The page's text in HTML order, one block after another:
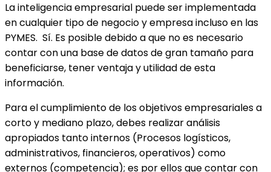
La inteligencia empresarial puede ser implementada
en cualquier tipo de negocio y empresa incluso en las
PYMES. Sí. Es posible debido a que no es necesario
contar con una base de datos de gran tamaño para
beneficiarse, tener ventaja y utilidad de esta
información.
Para el cumplimiento de los objetivos empresariales a
corto y mediano plazo, debes realizar análisis
apropiados tanto internos (Procesos logísticos,
administrativos, financieros, operativos) como
externos (competencia); es por ellos que contar con